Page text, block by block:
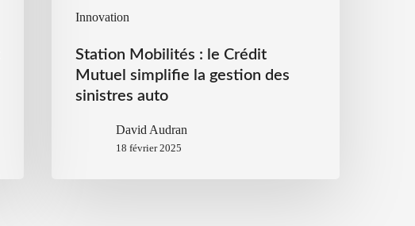
Innovation
Station Mobilités : le Crédit
Mutuel simplifie la gestion des
sinistres auto
David Audran
18 février 2025